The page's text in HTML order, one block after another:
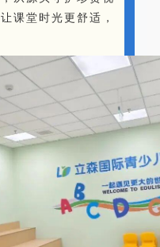
课堂时光更舒适，